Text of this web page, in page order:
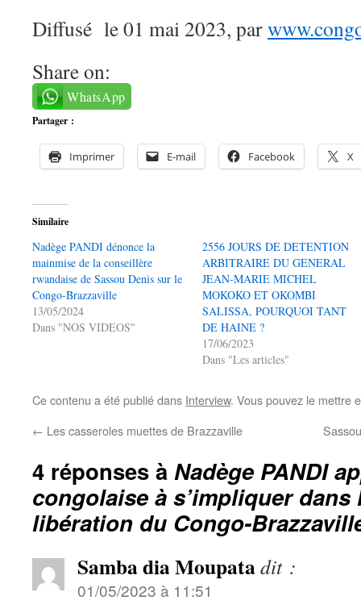
Diffusé le 01 mai 2023, par
Share on:
WhatsApp
Partager :
Imprimer E-mail Facebook X
Similaire
Nadège PANDI dénonce la
mainmise de la conseillère
rwandaise de Sassou Denis sur le
Congo-Brazzaville
13/05/2024
Dans "NOS VIDEOS"
2556 JOURS DE DETENTION
ARBITRAIRE DU GENERAL
JEAN-MARIE MICHEL
MOKOKO ET OKOMBI
SALISSA, POURQUOI TANT
DE HAINE ?
17/06/2023
Dans "Les articles"
Ce contenu a été publié dans Interview. Vous pouvez le mettre
← Les casseroles muettes de Brazzaville
4 réponses à Nadège PANDI
congolaise à s’impliquer dans
libération du Congo-
Samba dia Moupatadit :
01/05/2023 à 11:51